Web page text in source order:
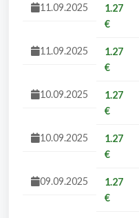
11.09.2025
1.27
€
11.09.2025
1.27
€
10.09.2025
1.27
€
10.09.2025
1.27
€
09.09.2025
1.27
€